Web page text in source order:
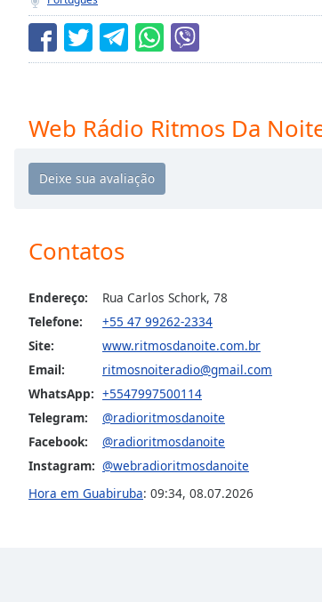
currently
behind
LIVE
Remaining
Playback
Rate
Chapters
descriptions
off,
selected
subtitles
settings
opens
subtitles
settings
Web Rádio Ritmos Da
Contatos
Endereço:
Rua Carlos Schork, 78
Telefone:
+55 47 99262-2334
Site:
www.ritmosdanoite.com.br
Email:
ritmosnoiteradio@gmail.com
WhatsApp: +5547997500114
Telegram:
@radioritmosdanoite
Facebook:
@radioritmosdanoite
Instagram: @webradioritmosdanoite
Hora em Guabiruba: 09:34, 08.07.2026